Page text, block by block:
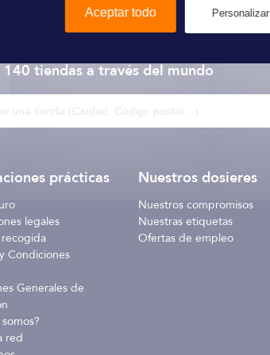
Jabsco
140 tiendasa través del mundo
prácticas
legales
Condiciones
Generales de
red
Nuestros dosieres
Nuestros compromisos
Nuestras etiquetas
Ofertas de empleo
Aceptar todo Personalizar